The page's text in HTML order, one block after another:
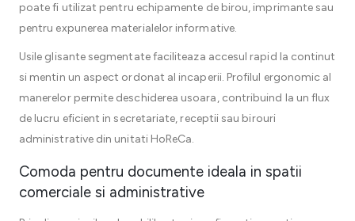
poate fi utilizat pentru echipamente de birou, imprimante sau
pentru expunerea materialelor informative.
Usile glisante segmentate faciliteaza accesul rapid la continut
si mentin un aspect ordonat al incaperii. Profilul ergonomic al
manerelor permite deschiderea usoara, contribuind la un flux
de lucru eficient in secretariate, receptii sau birouri
administrative din unitati HoReCa.
Comoda pentru documente ideala in spatii
comerciale si administrative